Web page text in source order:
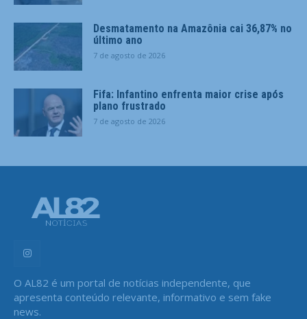
Desmatamento na Amazônia cai 36,87% no
último ano
7 de agosto de 2026
Fifa: Infantino enfrenta maior crise após
plano frustrado
7 de agosto de 2026
O AL82 é um portal de notícias independente, que
apresenta conteúdo relevante, informativo e sem fake
news.